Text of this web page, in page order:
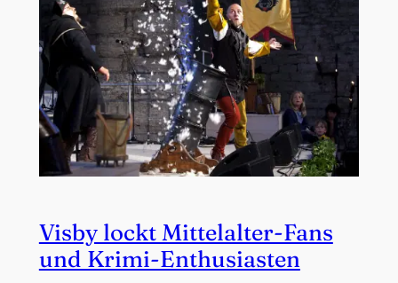
Visby lockt Mittelalter-Fans
und Krimi-Enthusiasten